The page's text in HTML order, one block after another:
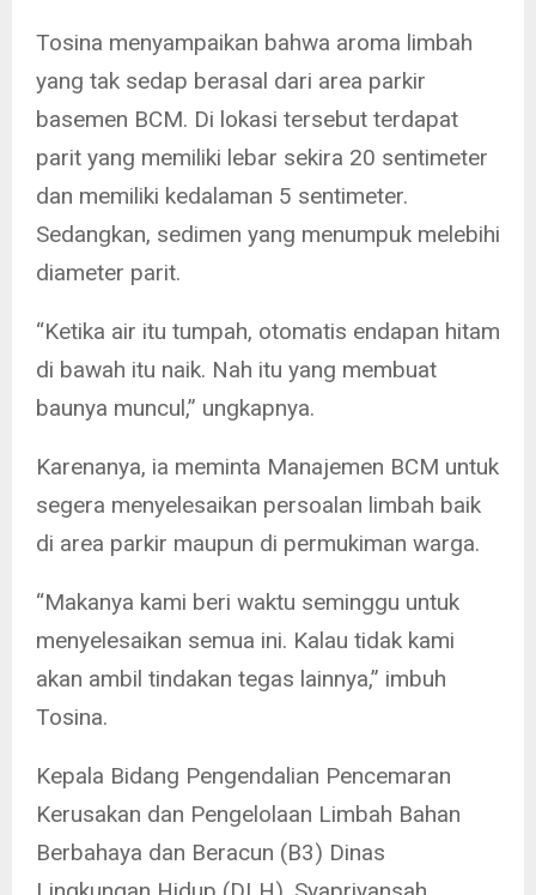
Tosina menyampaikan bahwa aroma limbah
yang tak sedap berasal dari area parkir
basemen BCM. Di lokasi tersebut terdapat
parit yang memiliki lebar sekira 20 sentimeter
dan memiliki kedalaman 5 sentimeter.
Sedangkan, sedimen yang menumpuk melebihi
diameter parit.
“Ketika air itu tumpah, otomatis endapan hitam
di bawah itu naik. Nah itu yang membuat
baunya muncul,” ungkapnya.
Karenanya, ia meminta Manajemen BCM untuk
segera menyelesaikan persoalan limbah baik
di area parkir maupun di permukiman warga.
“Makanya kami beri waktu seminggu untuk
menyelesaikan semua ini. Kalau tidak kami
akan ambil tindakan tegas lainnya,” imbuh
Tosina.
Kepala Bidang Pengendalian Pencemaran
Kerusakan dan Pengelolaan Limbah Bahan
Berbahaya dan Beracun (B3) Dinas